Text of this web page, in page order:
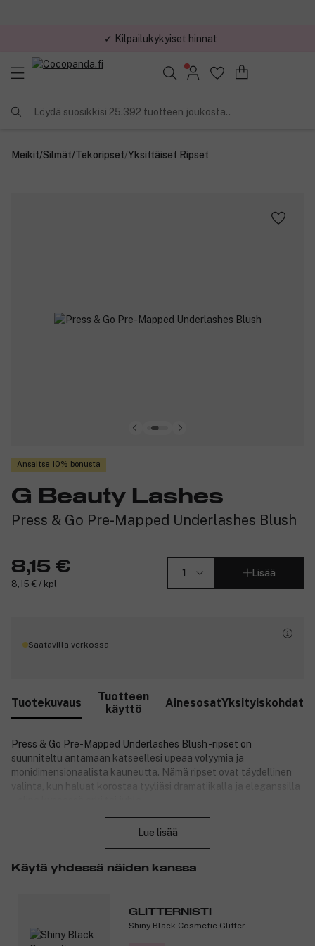
✓ Kilpailukykyiset hinnat
Löydä suosikkisi 25.392 tuotteen joukosta..
Meikit/Silmät/Tekoripset/Yksittäiset Ripset
Ansaitse 10% bonusta
G Beauty Lashes
Press & Go Pre-Mapped Underlashes Blush
8,15 €
8,15 € / kpl
Lisää
Saatavilla verkossa
Tuotekuvaus
Tuotteen
käyttö
AinesosatYksityiskohdat
Press & Go Pre-Mapped Underlashes Blush -ripset on
suunniteltu antamaan katseellesi upeaa volyymia ja
monidimensionaalista kauneutta. Nämä ripset ovat täydellinen
valinta, kun haluat korostaa tyyliäsi dramatiikalla ja eleganssilla
Vangitseva ja monidimensionaalinen muotoilu:
Huolellisesti sijoitetut ripsikuidut luovat syvyyttä ja
täyteläisyyttä säihkeään ja silmiinpistävään ilmeeseen.
antaa siistin ja saumattoman lopputuloksen.
Itseliimautuva: Ei tarvetta tahmealle liimalle – ripset
Lue lisää
Käytä yhdessä näiden kanssa
GLITTERNISTI
Shiny Black Cosmetic Glitter